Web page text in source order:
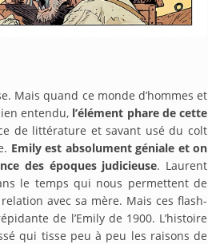
Mais quand ce monde d’hommes et
entendu, l’élément phare de cette
de littérature et savant usé du colt
Emily est absolument géniale et on
des époques judicieuse. Laurent
le temps qui nous permettent de
avec sa mère. Mais ces flash-
de l’Emily de 1900. L’histoire
qui tisse peu à peu les raisons de